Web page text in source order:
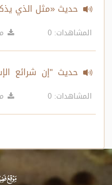
حديث «مثل الذي
إلى «أفضل الذكر..»
المشاهدات: 0
حديث "إن شرائع
إلى «ألا أدلك على
المشاهدات: 0